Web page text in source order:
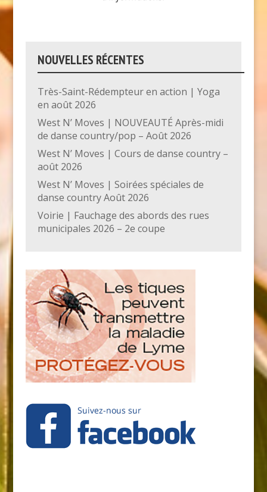
NOUVELLES RÉCENTES
Très-Saint-Rédempteur en action | Yoga
en août 2026
West N’ Moves | NOUVEAUTÉ Après-midi
de danse country/pop – Août 2026
West N’ Moves | Cours de danse country –
août 2026
West N’ Moves | Soirées spéciales de
danse country Août 2026
Voirie | Fauchage des abords des rues
municipales 2026 – 2e coupe